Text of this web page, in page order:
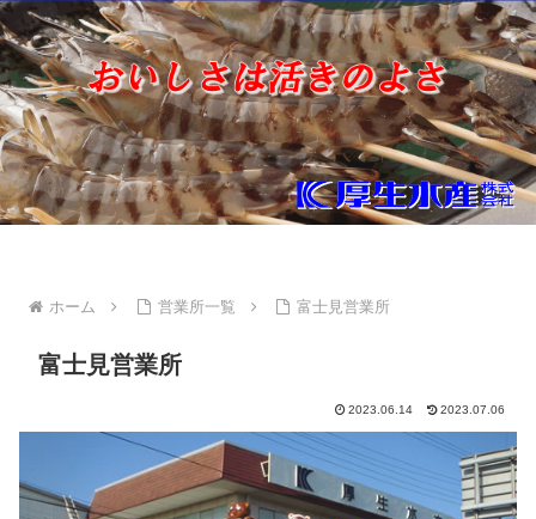
ホーム 営業所一覧 富士見営業所
富士見営業所
2023.06.14 2023.07.06